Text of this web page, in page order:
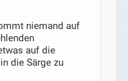
niemand auf
auf die
die Särge zu